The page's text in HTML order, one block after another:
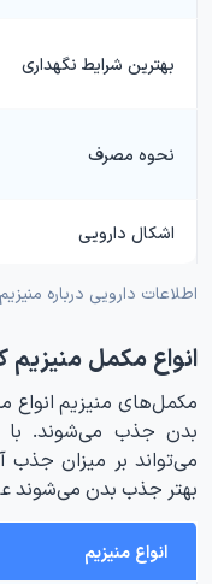
بهترین شرایط نگهداری
نحوه مصرف
اشکال دارویی
اطلاعات دارویی درباره منیزیم
انواع مکمل منیزیم
مکمل‌های منیزیم انواع
بدن جذب می‌شوند. با
می‌تواند بر میزان جذب
بهتر جذب بدن می‌شوند
انواع منیزیم